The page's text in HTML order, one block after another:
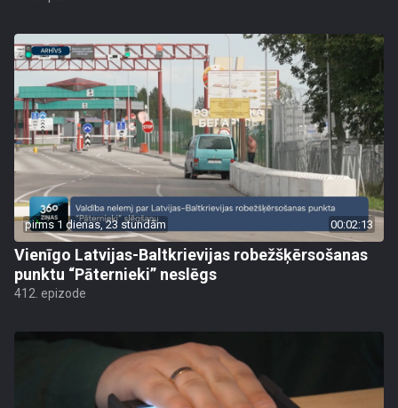
pirms 1 dienas, 23 stundām 00:02:13
Vienīgo Latvijas-Baltkrievijas robežšķērsošanas
punktu “Pāternieki” neslēgs
412. epizode